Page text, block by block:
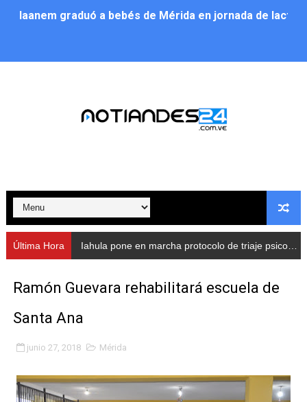
Iaanem graduó a bebés de Mérida en jornada de
Alcalde Nelson Álvarez llevó jornada recreativa a la
Nevado Gas optimiza servicio residencial en la
Balance semestral impulsa inclusión y atención a
Plan Vacacional Comunitario “Ríe 2026” recorre las
Alcaldía del Municipio Libertador realizó una jornada
Fundacite Mérida dicta taller gratuito de electrónica
INN-Mérida celebró el Lacto grado para promover el
Impulsan plan estratégico de seguridad ciudadana
Última Hora Iahula pone en marcha protocolo de triaje psicosocial para atender a rescatistas
Ramón Guevara rehabilitará escuela de
Santa Ana
junio 27, 2018 Mérida